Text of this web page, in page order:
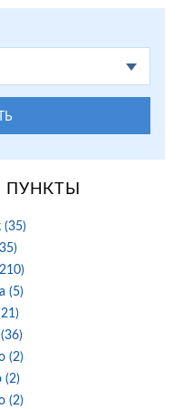
ПУНКТЫ
(35)
(5)
(2)
(2)
(2)